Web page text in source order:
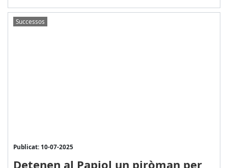
Successos
Publicat: 10-07-2025
Detenen al Papiol un piròman per